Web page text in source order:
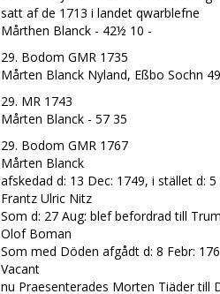
satt af de 1713 i landet qwarblefne
Mårthen Blanck - 42½ 10 -
29. Bodom GMR 1735
Mårten Blanck Nyland, Eßbo Sochn
29. MR 1743
Mårten Blanck - 57 35
29. Bodom GMR 1767
Mårten Blanck
afskedad d: 13 Dec: 1749, i stället d:
Frantz Ulric Nitz
Som d: 27 Aug: blef befordrad till
Olof Boman
Som med Döden afgådt d: 8 Febr:
Vacant
nu Praesenterades Morten Tiäder till